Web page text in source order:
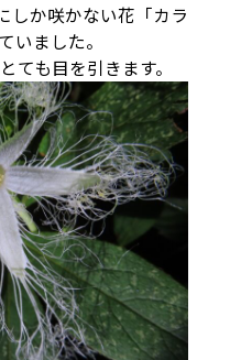
しか咲かない花「カラ
いました。
ても目を引きます。